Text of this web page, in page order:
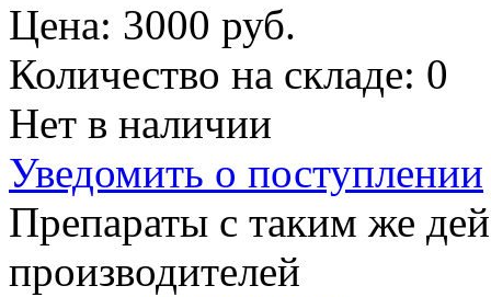
Цена: 3000 руб.
Количество на складе: 0
Нет в наличии
Уведомить о поступлении
Препараты с таким же
производителей